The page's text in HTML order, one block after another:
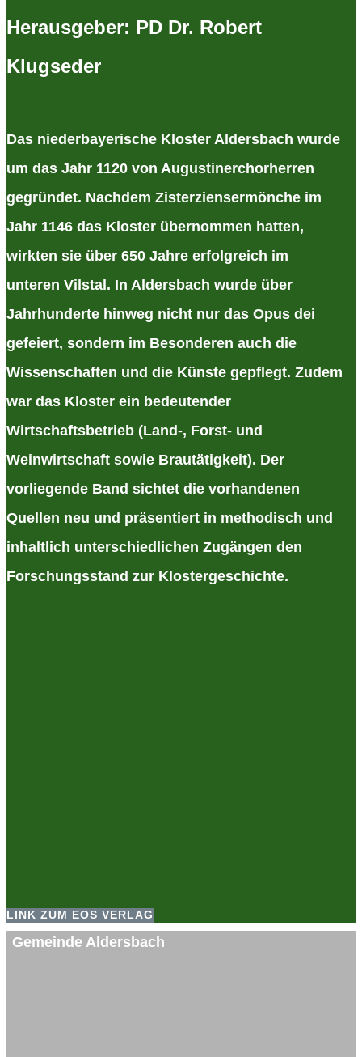
Herausgeber: PD Dr. Robert
Klugseder
Das niederbayerische Kloster Aldersbach wurde
um das Jahr 1120 von Augustinerchorherren
gegründet. Nachdem Zisterziensermönche im
Jahr 1146 das Kloster übernommen hatten,
wirkten sie über 650 Jahre erfolgreich im
unteren Vilstal. In Aldersbach wurde über
Jahrhunderte hinweg nicht nur das Opus dei
gefeiert, sondern im Besonderen auch die
Wissenschaften und die Künste gepflegt. Zudem
war das Kloster ein bedeutender
Wirtschaftsbetrieb (Land-, Forst- und
Weinwirtschaft sowie Brautätigkeit). Der
vorliegende Band sichtet die vorhandenen
Quellen neu und präsentiert in methodisch und
inhaltlich unterschiedlichen Zugängen den
Forschungsstand zur Klostergeschichte.
LINK ZUM EOS VERLAG
Gemeinde Aldersbach